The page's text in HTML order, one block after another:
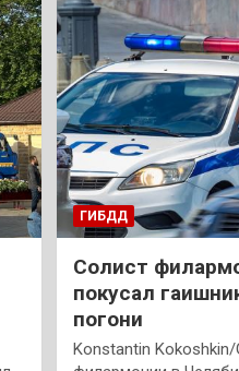
ГИБДД
Солист
покусал
погони
Konstantin